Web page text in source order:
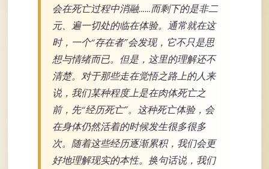
会在死亡过程中消融……而剩下的是非二
元、遍一切处的临在体验。通常就在这
时，一个“存在者”会发现，它不只是思
想与情绪而已。但是，这里的理解还不
清楚。对于那些走在觉悟之路上的人来
说，我们某种程度上是在肉体死亡之
前，先“经历死亡”。这种死亡体验，会
在身体仍然活着的时候发生很多很多
次。随着这些经历逐渐累积，我们会更
好地理解现实的本性。换句话说，我们